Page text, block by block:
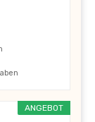
ANGEBOT